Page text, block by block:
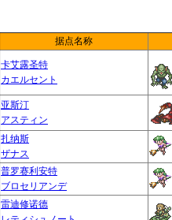
据点名称
卡艾露圣特
カエルセント
亚斯汀
アスティン
扎纳斯
ザナス
普罗赛利安特
ブロセリアンデ
雷迪修诺德